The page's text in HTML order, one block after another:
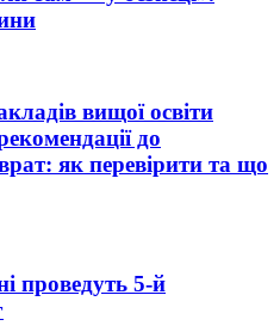
вищої освіти
до
як перевірити та що
проведуть 5-й